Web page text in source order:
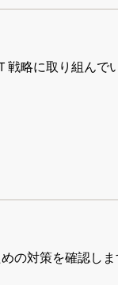
略に取り組んでい
の対策を確認し